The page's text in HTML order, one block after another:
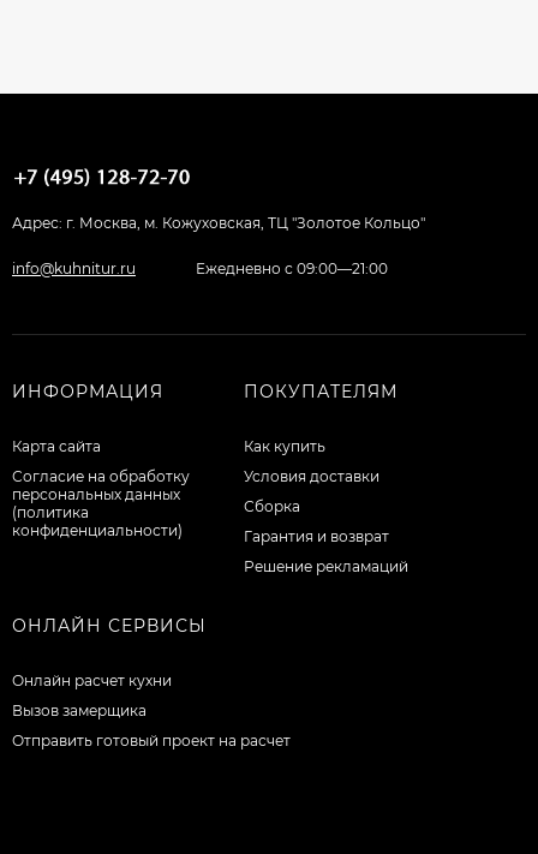
Адрес: г. Москва, м. Кожуховская, ТЦ "Золотое Кольцо"
info@kuhnitur.ru Ежедневно с 09:00—21:00
ИНФОРМАЦИЯ
Карта сайта
Согласие на обработку
персональных данных
(политика
конфиденциальности)
ПОКУПАТЕЛЯМ
Как купить
Условия доставки
Сборка
Гарантия и возврат
Решение рекламаций
ОНЛАЙН СЕРВИСЫ
Онлайн расчет кухни
Вызов замерщика
Отправить готовый проект на расчет